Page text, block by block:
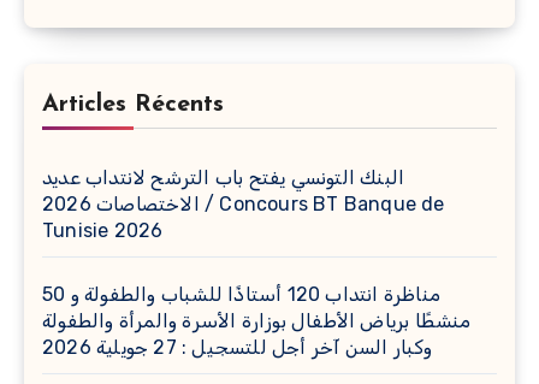
Articles Récents
البنك التونسي يفتح باب الترشح لانتداب عديد
الاختصاصات 2026 / Concours BT Banque de
Tunisie 2026
مناظرة انتداب 120 أستاذًا للشباب والطفولة و 50
منشطًا برياض الأطفال بوزارة الأسرة والمرأة والطفولة
وكبار السن آخر أجل للتسجيل : 27 جويلية 2026